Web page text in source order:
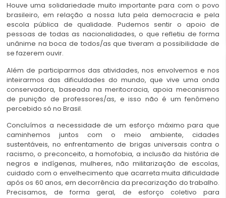
Houve uma solidariedade muito importante para com o povo
brasileiro, em relação a nossa luta pela democracia e pela
escola pública de qualidade. Pudemos sentir o apoio de
pessoas de todas as nacionalidades, o que refletiu de forma
unânime na boca de todos/as que tiveram a possibilidade de
se fazerem ouvir.
Além de participarmos das atividades, nos envolvemos e nos
inteirarmos das dificuldades do mundo, que vive uma onda
conservadora, baseada na meritocracia, apoia mecanismos
de punição de professores/as, e isso não é um fenômeno
percebido só no Brasil.
Concluímos a necessidade de um esforço máximo para que
caminhemos juntos com o meio ambiente, cidades
sustentáveis, no enfrentamento de brigas universais contra o
racismo, o preconceito, a homofobia, a inclusão da história de
negros e indígenas, mulheres, não militarização de escolas,
cuidado com o envelhecimento que acarreta muita dificuldade
após os 60 anos, em decorrência da precarização do trabalho.
Precisamos, de forma geral, de esforço coletivo para